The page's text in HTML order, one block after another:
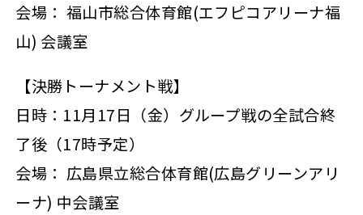
会場： 福山市総合体育館(エフピコアリーナ福
山) 会議室
【決勝トーナメント戦】
日時：11月17日（金）グループ戦の全試合終
了後（17時予定）
会場： 広島県立総合体育館(広島グリーンアリ
ーナ) 中会議室